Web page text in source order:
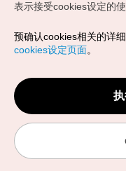
Copyrights (c) 韩国旅
VISITKOREA官方邮箱
chnsim@knto.or.kr
表示接受cookies设定的使
预确认cookies相关的详
cookies设定页面。